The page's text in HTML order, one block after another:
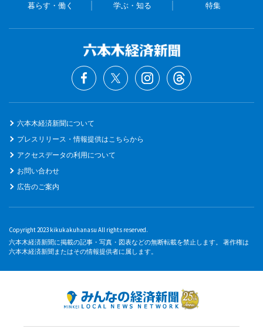
暮らす・働く 学ぶ・知る 特集
六本木経済新聞について
プレスリリース・情報提供はこちらから
アクセスデータの利用について
お問い合わせ
広告のご案内
Copyright 2023 kikukakuhanasu All rights reserved.
六本木経済新聞に掲載の記事・写真・図表などの無断転載を禁止します。 著作権は
六本木経済新聞またはその情報提供者に属します。